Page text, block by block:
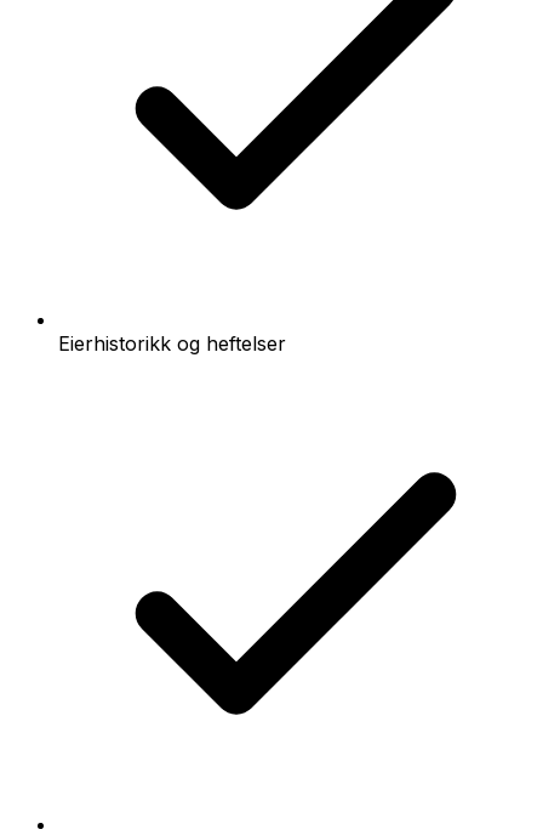
Eierhistorikk og heftelser